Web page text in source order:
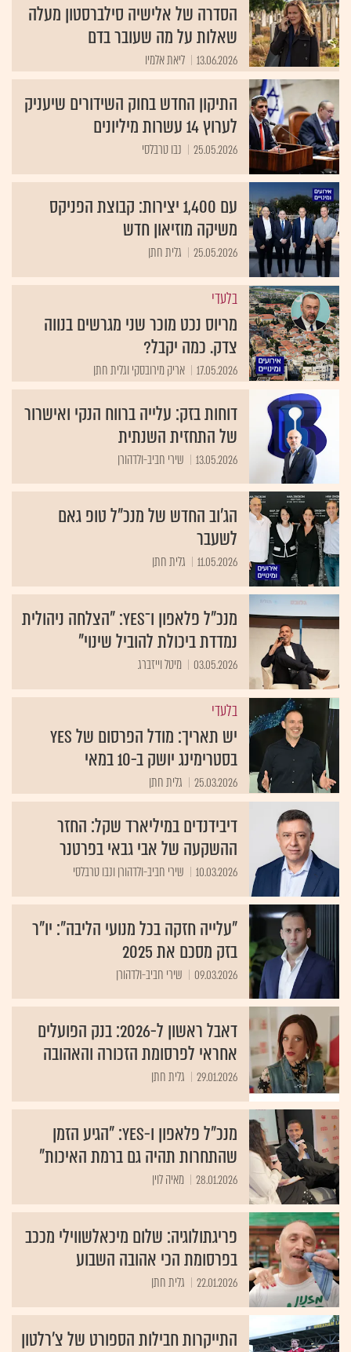
הסדרה של אלישיה סילברסטון מעלה
שאלות על מה שעובר בדם
13.06.2026 ליאת אלמיו
התיקון החדש בחוק השידורים שיעניק
לערוץ 14 עשרות מיליונים
25.05.2026 נבו טרבלסי
עם 1,400 יצירות: קבוצת הפניקס
משיקה מוזיאון חדש
25.05.2026 גלית חתן
בלעדי
מריוס נכט מוכר שני מגרשים בנווה
צדק. כמה יקבל?
17.05.2026 אריק מירובסקי וגלית חתן
דוחות בזק: עלייה ברווח הנקי ואישרור
של התחזית השנתית
13.05.2026 שירי חביב-ולדהורן
הג'וב החדש של מנכ"ל טופ גאם
לשעבר
11.05.2026 גלית חתן
מנכ"ל פלאפון ו־yes: "הצלחה ניהולית
נמדדת ביכולת להוביל שינוי"
03.05.2026 מיטל וייזברג
בלעדי
יש תאריך: מודל הפרסום של yes
בסטרימינג יושק ב-10 במאי
25.03.2026 גלית חתן
דיבידנדים במיליארד שקל: החזר
ההשקעה של אבי גבאי בפרטנר
10.03.2026 שירי חביב-ולדהורן ונבו טרבלסי
"עלייה חזקה בכל מנועי הליבה": יו"ר
בזק מסכם את 2025
09.03.2026 שירי חביב-ולדהורן
דאבל ראשון ל-2026: בנק הפועלים
אחראי לפרסומת הזכורה והאהובה
29.01.2026 גלית חתן
מנכ"ל פלאפון ו-yes: "הגיע הזמן
שהתחרות תהיה גם ברמת האיכות"
28.01.2026 מאיה לוין
פריגתולוגיה: שלום מיכאלשווילי מככב
בפרסומת הכי אהובה השבוע
22.01.2026 גלית חתן
התייקרות חבילות הספורט של צ'רלטון